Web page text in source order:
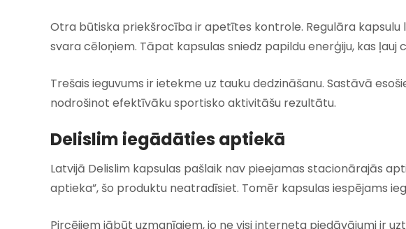
Otra būtiska priekšrocība ir apetītes kontrole. Regulāra kapsulu
svara cēloņiem. Tāpat kapsulas sniedz papildu enerģiju, kas
Trešais ieguvums ir ietekme uz tauku dedzināšanu. Sastāvā
nodrošinot efektīvāku sportisko aktivitāšu rezultātu.
Delislim iegādāties aptiekā
Latvijā Delislim kapsulas pašlaik nav pieejamas stacionārajās
aptieka”, šo produktu neatradīsiet. Tomēr kapsulas iespējams
Pircējiem jābūt uzmanīgiem, jo ne visi interneta piedāvājumi ir